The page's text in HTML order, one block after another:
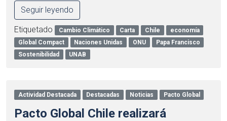
Seguir leyendo
Etiquetado Cambio Climático Carta Chile
economía
Global Compact
Naciones Unidas ONU
Papa Francisco
Sostenibilidad
UNAB
Actividad Destacada Destacadas Noticias Pacto Global
Pacto Global Chile realizará